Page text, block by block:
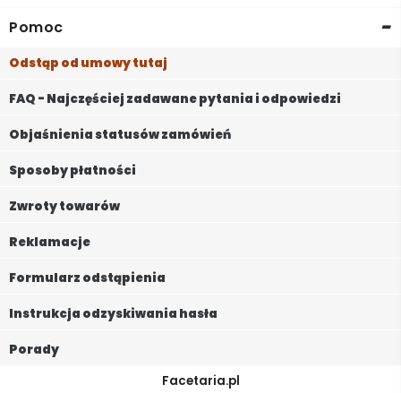
Pomoc -
Odstąp od umowy tutaj
FAQ - Najczęściej zadawane pytania i odpowiedzi
Objaśnienia statusów zamówień
Sposoby płatności
Zwroty towarów
Reklamacje
Formularz odstąpienia
Instrukcja odzyskiwania hasła
Porady
Facetaria.pl